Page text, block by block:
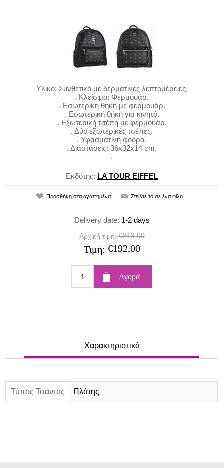
Υλικό: Συνθετικό με δερμάτινες λεπτομέρειες.
. Κλείσιμο: Φερμουάρ.
. Εσωτερική θήκη με φερμουάρ.
. Εσωτερική θήκη για κινητό.
. Εξωτερική τσέπη με φερμουάρ.
. Δύο εξωτερικές τσέπες.
. Υφασμάτινη φόδρα.
. Διαστάσεις: 36x32x14 cm.
.
Εκδότης: LA TOUR EIFFEL
Delivery date: 1-2 days
Αρχική τιμή: €213,00
Τιμή: €192,00
Χαρακτηριστικά
Τύπος Τσάντας Πλάτης